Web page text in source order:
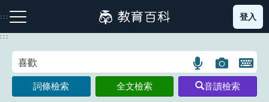
到
主
:::
注音索引圖示 筆畫索引圖示 部首索引表圖示
登入
:::
語
言
搜
圖
片
搜
開
鍵
詞條檢索 全文檢索 音讀檢索